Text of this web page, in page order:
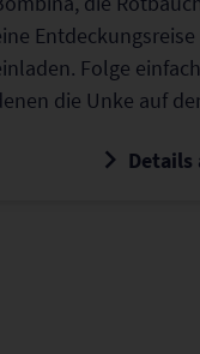
Folge
die Unke auf
Details